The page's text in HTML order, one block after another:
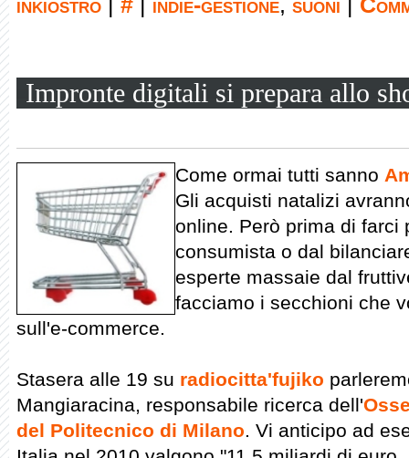
inkiostro # indie-gestione, suoni
Impronte digitali si prepara allo
Come ormai tutti sanno
Gli acquisti natalizi
online. Però prima di farci
consumista o dal
esperte massaie dal
facciamo i secchioni che
sull'e-commerce.
Stasera alle 19 su radiocitta'fujiko
Mangiaracina, responsabile ricerca dell'
del Politecnico di Milano. Vi anticipo ad